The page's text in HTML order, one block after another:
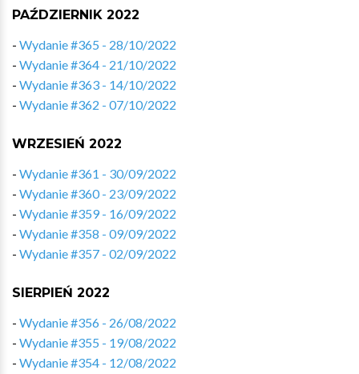
PAŹDZIERNIK 2022
- Wydanie #365 - 28/10/2022
- Wydanie #364 - 21/10/2022
- Wydanie #363 - 14/10/2022
- Wydanie #362 - 07/10/2022
WRZESIEŃ 2022
- Wydanie #361 - 30/09/2022
- Wydanie #360 - 23/09/2022
- Wydanie #359 - 16/09/2022
- Wydanie #358 - 09/09/2022
- Wydanie #357 - 02/09/2022
SIERPIEŃ 2022
- Wydanie #356 - 26/08/2022
- Wydanie #355 - 19/08/2022
- Wydanie #354 - 12/08/2022